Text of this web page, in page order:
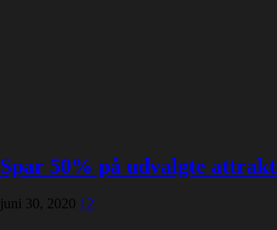
Spar 50% på udvalgte
juni 30, 2020 12